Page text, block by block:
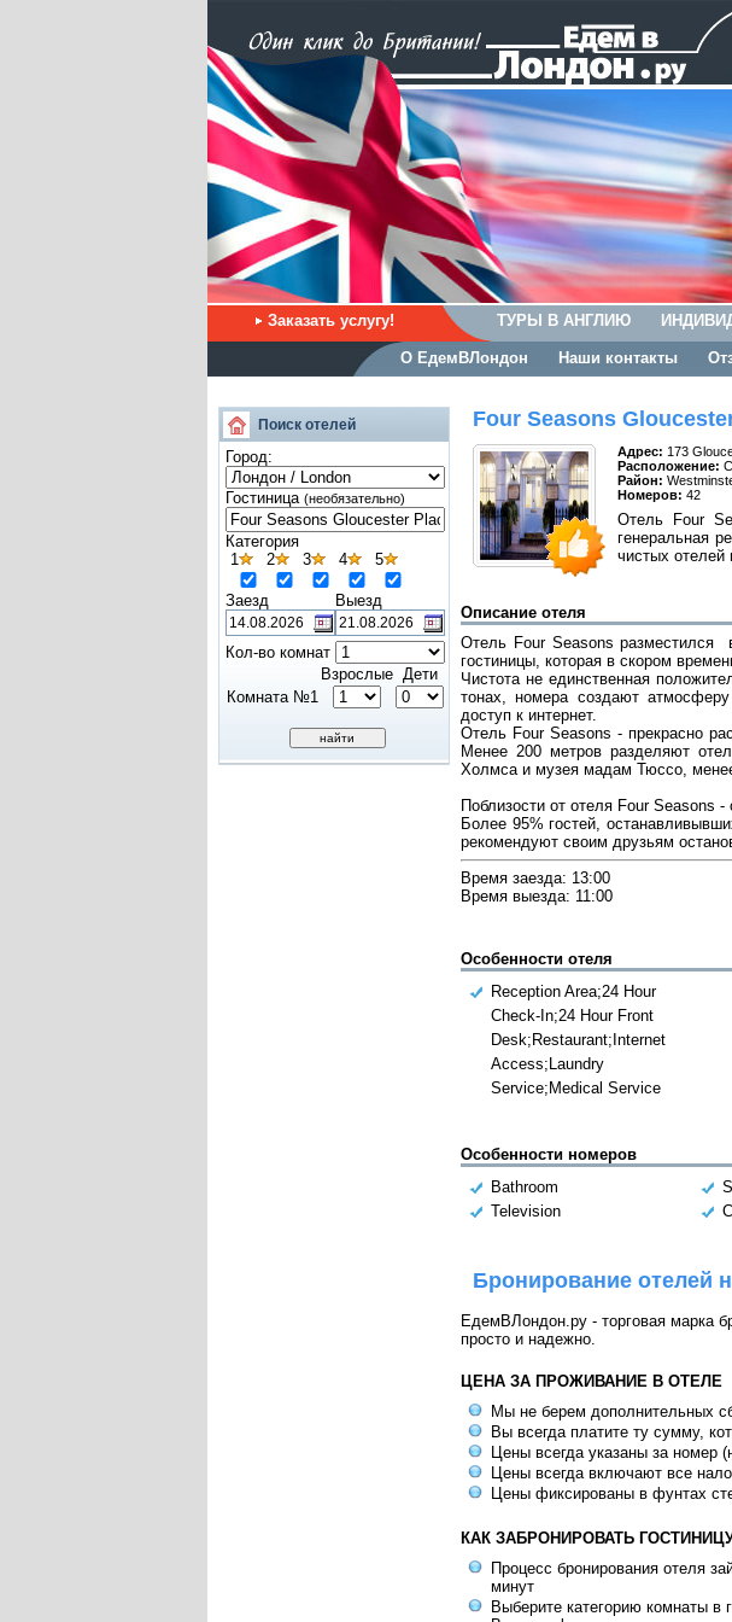
Заказать услугу! ТУРЫ В АНГЛИЮ
О ЕдемВЛондон Наши контакты
Поиск отелей
Город:
Гостиница (необязательно)
Категория
1
2 3 4 5
Заезд Выезд
Кол-во комнат
Взрослые Дети
Комната №1
Four Seasons
Адрес: 173
Расположение:
Район:
Номеров: 42
Отель Four
генеральная
чистых отелей
Описание отеля
Отель Four Seasons разместился
гостиницы, которая в скором
Чистота не единственная
тонах, номера создают
доступ к интернет.
Отель Four Seasons - прекрасно
Менее 200 метров разделяют
Холмса и музея мадам Тюссо,
Поблизости от отеля Four Seasons
Более 95% гостей,
рекомендуют своим друзьям
Время заезда: 13:00
Время выезда: 11:00
Особенности отеля
Reception Area;24 Hour
Check-In;24 Hour Front
Desk;Restaurant;Internet
Access;Laundry
Service;Medical Service
Особенности номеров
Bathroom
Television
Бронирование отелей
ЕдемВЛондон.ру - торговая марка
просто и надежно.
ЦЕНА ЗА ПРОЖИВАНИЕ В ОТЕЛЕ
Мы не берем дополнительных
Вы всегда платите ту сумму,
Цены всегда указаны за номер
Цены всегда включают все
Цены фиксированы в фунтах
КАК ЗАБРОНИРОВАТЬ
Процесс бронирования отеля
минут
Выберите категорию комнаты в